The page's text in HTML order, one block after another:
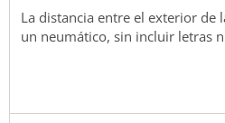
La distancia entre el exterior de
un neumático, sin incluir letras